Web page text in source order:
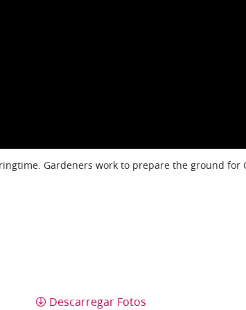
Gardeners work to prepare the ground for
Descarregar Fotos